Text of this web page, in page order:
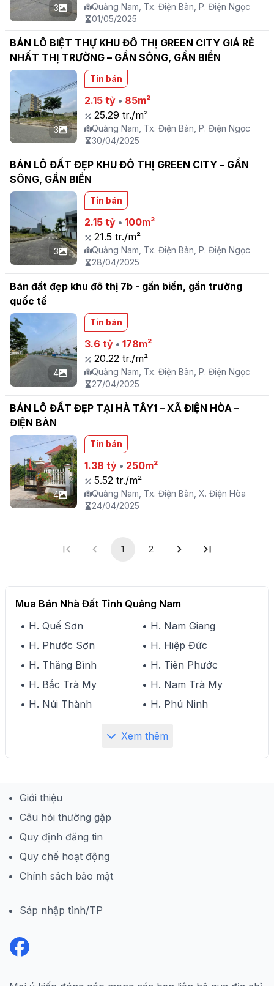
3
Quảng Nam, Tx. Điện Bàn, P. Điện Ngọc
01/05/2025
BÁN LÔ BIỆT THỰ KHU ĐÔ THỊ GREEN CITY GIÁ RẺ
NHẤT THỊ TRƯỜNG – GẦN SÔNG, GẦN BIỂN
3
Tin bán
2.15 tỷ • 85m²
25.29 tr./m²
Quảng Nam, Tx. Điện Bàn, P. Điện Ngọc
30/04/2025
BÁN LÔ ĐẤT ĐẸP KHU ĐÔ THỊ GREEN CITY – GẦN
SÔNG, GẦN BIỂN
3
Tin bán
2.15 tỷ •100m²
21.5 tr./m²
Quảng Nam, Tx. Điện Bàn, P. Điện Ngọc
28/04/2025
Bán đất đẹp khu đô thị 7b - gần biển, gần trường
quốc tế
4
Tin bán
3.6 tỷ •178m²
20.22 tr./m²
Quảng Nam, Tx. Điện Bàn, P. Điện Ngọc
27/04/2025
BÁN LÔ ĐẤT ĐẸP TẠI HÀ TÂY1 – XÃ ĐIỆN HÒA –
ĐIỆN BÀN
4
Tin bán
1.38 tỷ • 250m²
5.52 tr./m²
Quảng Nam, Tx. Điện Bàn, X. Điện Hòa
24/04/2025
1 2
Mua Bán Nhà Đất Tỉnh Quảng Nam
• H. Quế Sơn
• H. Nam Giang
• H. Phước Sơn
• H. Hiệp Đức
• H. Thăng Bình
• H. Tiên Phước
• H. Bắc Trà My
• H. Nam Trà My
• H. Núi Thành
• H. Phú Ninh
Xem thêm
Giới thiệu
Câu hỏi thường gặp
Quy định đăng tin
Quy chế hoạt động
Chính sách bảo mật
Sáp nhập tỉnh/TP